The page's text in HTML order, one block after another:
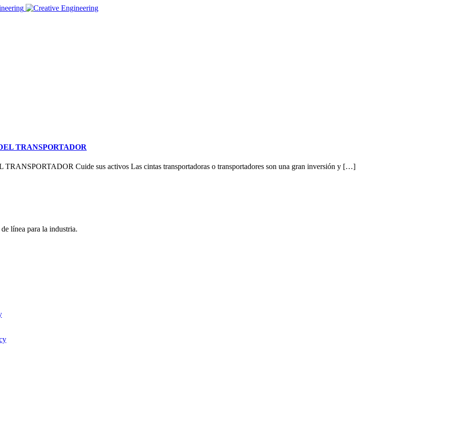
TRANSPORTADOR
Cuide sus activos Las cintas transportadoras o transportadores son una gran inversión y […]
línea para la industria.